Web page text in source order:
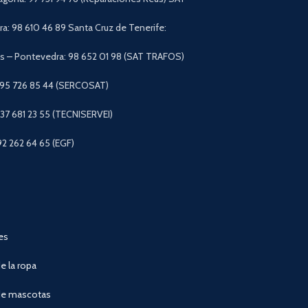
98 610 46 89 Santa Cruz de Tenerife:
– Pontevedra: 98 652 01 98 (SAT TRAFOS)
726 85 44 (SERCOSAT)
681 23 55 (TECNISERVEI)
262 64 65 (EGF)
la ropa
mascotas